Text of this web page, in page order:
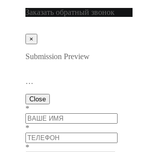
Заказать обратный звонок
×
Submission Preview
…
Close
*
*
*